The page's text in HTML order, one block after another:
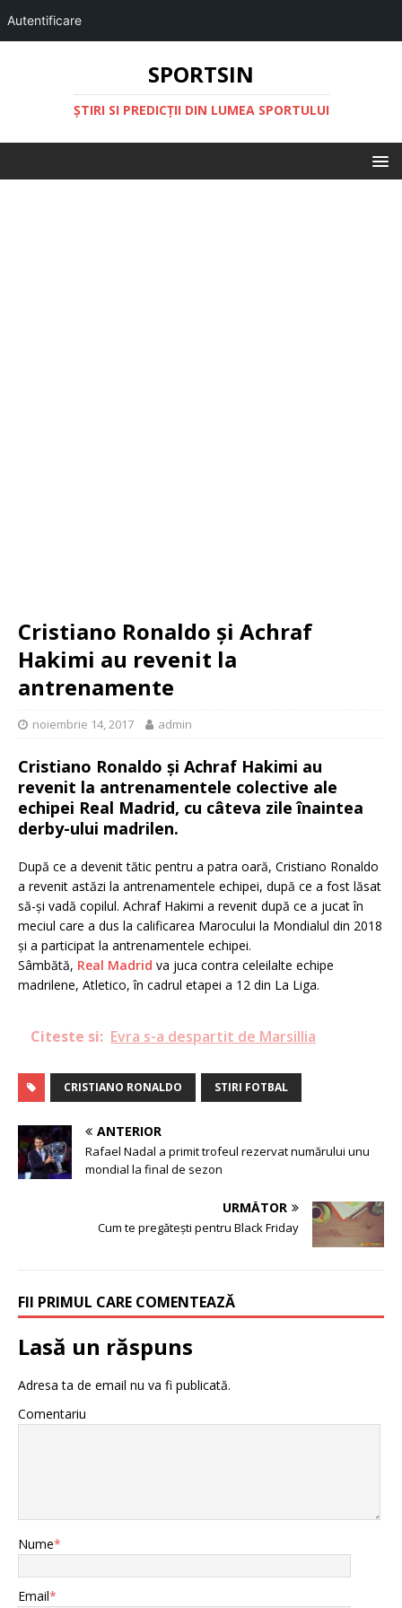
Autentificare
SPORTSIN
ŞTIRI SI PREDICŢII DIN LUMEA SPORTULUI
Cristiano Ronaldo și Achraf
Hakimi au revenit la
antrenamente
noiembrie 14, 2017 admin
Cristiano Ronaldo și Achraf Hakimi au
revenit la antrenamentele colective ale
echipei Real Madrid, cu câteva zile înaintea
derby-ului madrilen.
După ce a devenit tătic pentru a patra oară, Cristiano Ronaldo
a revenit astăzi la antrenamentele echipei, după ce a fost lăsat
să-și vadă copilul. Achraf Hakimi a revenit după ce a jucat în
meciul care a dus la calificarea Marocului la Mondialul din 2018
și a participat la antrenamentele echipei.
Sâmbătă, Real Madrid va juca contra celeilalte echipe
madrilene, Atletico, în cadrul etapei a 12 din La Liga.
Citeste si: Evra s-a despartit de Marsillia
CRISTIANO RONALDO STIRI FOTBAL
ANTERIOR
Rafael Nadal a primit trofeul rezervat numărului unu
mondial la final de sezon
URMĂTOR
Cum te pregătești pentru Black Friday
FII PRIMUL CARE COMENTEAZĂ
Lasă un răspuns
Adresa ta de email nu va fi publicată.
Comentariu
Nume*
Email*